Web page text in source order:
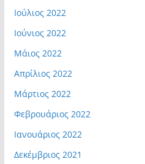
Ιούλιος 2022
Ιούνιος 2022
Μάιος 2022
Απρίλιος 2022
Μάρτιος 2022
Φεβρουάριος 2022
Ιανουάριος 2022
Δεκέμβριος 2021